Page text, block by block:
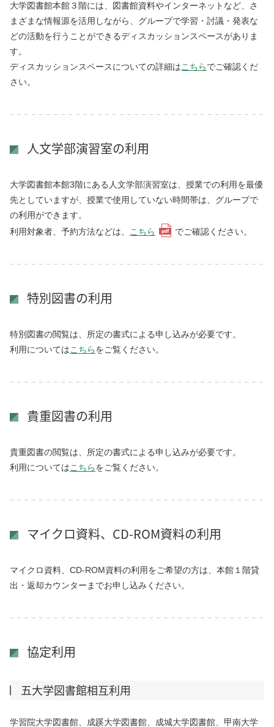
大学図書館本館３階には、図書館資料やインターネットなど、さ
まざまな情報源を活用しながら、グループで学習・討議・発表な
どの活動を行うことができるディスカッションスペースがありま
す。
ディスカッションスペースについての詳細はこちらでご確認くだ
さい。
人文学部演習室の利用
大学図書館本館3階にある人文学部演習室は、授業での利用を最優
先としていますが、授業で使用していない時間帯は、グループで
の利用ができます。
利用対象者、予約方法などは、 こちら でご確認ください。
特別図書の利用
特別図書の閲覧は、所定の書式による申し込みが必要です。
利用についてはこちらをご覧ください。
貴重図書の利用
貴重図書の閲覧は、所定の書式による申し込みが必要です。
利用についてはこちらをご覧ください。
マイクロ資料、CD-ROM資料の利用
マイクロ資料、CD-ROM資料の利用をご希望の方は、本館１階貸
出・返却カウンターまでお申し込みください。
協定利用
五大学図書館相互利用
学習院大学図書館、成蹊大学図書館、成城大学図書館、甲南大学